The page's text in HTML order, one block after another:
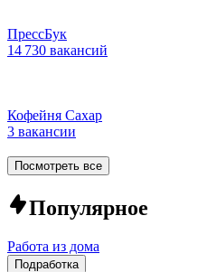
ПрессБук
14 730 вакансий
Кофейня Сахар
3 вакансии
Посмотреть все
Популярное
Работа из дома
Подработка